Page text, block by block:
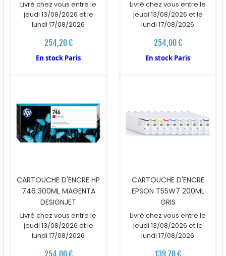
Livré chez vous entre le
jeudi 13/08/2026 et le
lundi 17/08/2026
254,20 €
En stock Paris
Livré chez vous entre le
jeudi 13/08/2026 et le
lundi 17/08/2026
254,00 €
En stock Paris
CARTOUCHE D'ENCRE HP
746 300ML MAGENTA
DESIGNJET
Livré chez vous entre le
jeudi 13/08/2026 et le
lundi 17/08/2026
254,00 €
CARTOUCHE D'ENCRE
EPSON T55W7 200ML
GRIS
Livré chez vous entre le
jeudi 13/08/2026 et le
lundi 17/08/2026
139,70 €